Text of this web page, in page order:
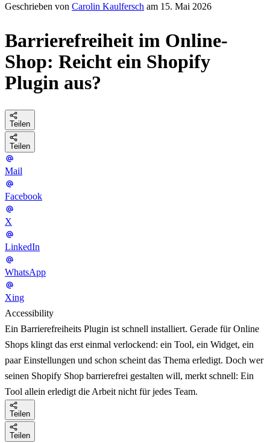
Geschrieben von Carolin Kaulfersch am 15. Mai 2026
Barrierefreiheit im Online-
Shop: Reicht ein Shopify
Plugin aus?
Teilen
Teilen
Mail
Facebook
X
LinkedIn
WhatsApp
Xing
Accessibility
Ein Barrierefreiheits Plugin ist schnell installiert. Gerade für Online
Shops klingt das erst einmal verlockend: ein Tool, ein Widget, ein
paar Einstellungen und schon scheint das Thema erledigt. Doch wer
seinen Shopify Shop barrierefrei gestalten will, merkt schnell: Ein
Tool allein erledigt die Arbeit nicht für jedes Team.
Teilen
Teilen